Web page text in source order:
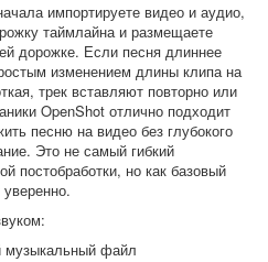
импортируете видео и аудио,
таймлайна и размещаете
дорожке. Если песня длиннее
изменением длины клипа на
трек вставляют повторно или
OpenShot отлично подходит
песню на видео без глубокого
Это не самый гибкий
постобработки, но как базовый
музыкальный файл